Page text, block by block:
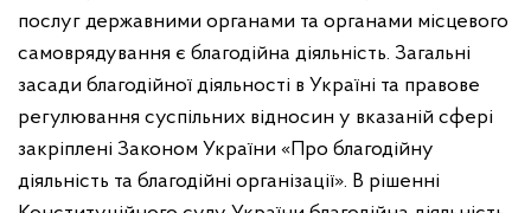
послуг державними органами та органами місцевого
самоврядування є благодійна діяльність. Загальні
засади благодійної діяльності в Україні та правове
регулювання суспільних відносин у вказаній сфері
закріплені Законом України «Про благодійну
діяльність та благодійні організації». В рішенні